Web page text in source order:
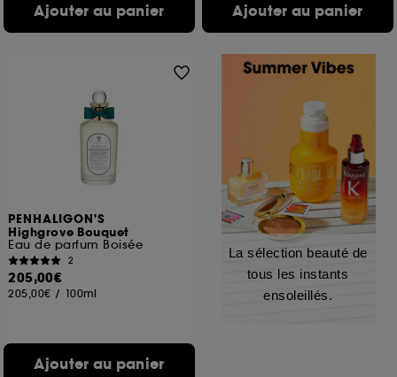
Ajouter au panier Ajouter au panier
PENHALIGON'S
Highgrove Bouquet
Eau de parfum Boisée
2
205,00€
205,00€ / 100ml
Ajouter au panier
La sélection beauté de
tous les instants
ensoleillés.